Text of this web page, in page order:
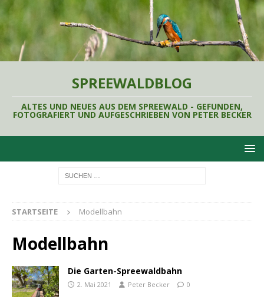
SPREEWALDBLOG
ALTES UND NEUES AUS DEM SPREEWALD - GEFUNDEN,
FOTOGRAFIERT UND AUFGESCHRIEBEN VON PETER BECKER
STARTSEITE Modellbahn
Modellbahn
Die Garten-Spreewaldbahn
2. Mai 2021 Peter Becker 0